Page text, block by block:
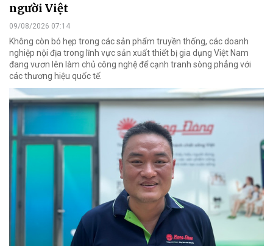
người Việt
09/08/2026 07:14
Không còn bó hẹp trong các sản phẩm truyền thống, các doanh
nghiệp nội địa trong lĩnh vực sản xuất thiết bị gia dụng Việt Nam
đang vươn lên làm chủ công nghệ để cạnh tranh sòng phẳng với
các thương hiệu quốc tế.